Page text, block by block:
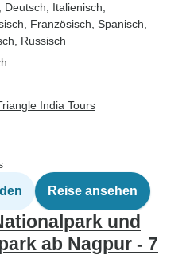
Deutsch, Italienisch,
Französisch, Spanisch,
Russisch
India Tours
Reise ansehen
und
ab Nagpur - 7